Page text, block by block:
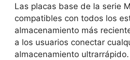
Las placas base de la serie
compatibles con todos los
almacenamiento más
a los usuarios conectar
almacenamiento